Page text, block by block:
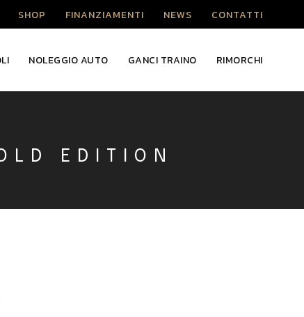
SHOP FINANZIAMENTI NEWS CONTATTI
NOLEGGIO AUTO GANCI TRAINO RIMORCHI
EDITION